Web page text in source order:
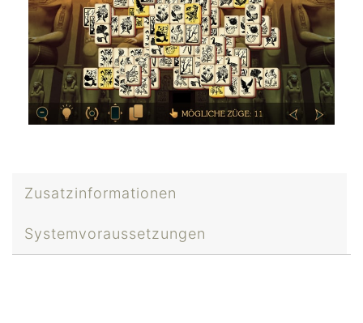
Zusatzinformationen
Systemvoraussetzungen